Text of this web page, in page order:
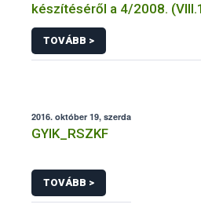
készítéséről a 4/2008.
előírásai alapján
TOVÁBB >
2016. október 19, szerda
GYIK_RSZKF
TOVÁBB >